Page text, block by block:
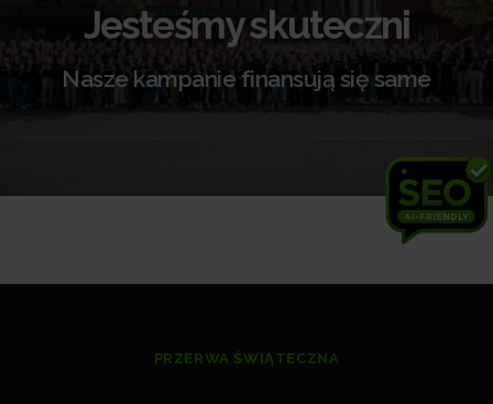
Jesteśmy skuteczni
Nasze kampanie finansują się same
PRZERWA ŚWIĄTECZNA